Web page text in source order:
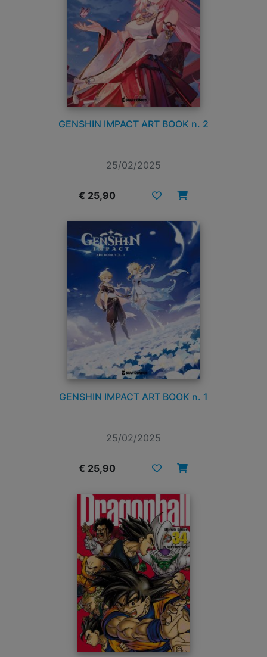
GENSHIN IMPACT ART BOOK n. 2
25/02/2025
€ 25,90
GENSHIN IMPACT ART BOOK n. 1
25/02/2025
€ 25,90